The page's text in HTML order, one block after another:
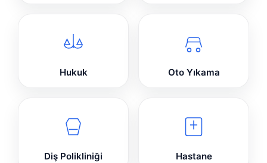
Hukuk Oto Yıkama
Diş Polikliniği Hastane